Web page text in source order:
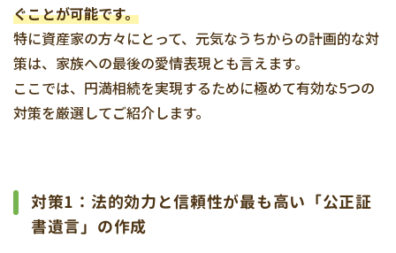
ぐことが可能です。
特に資産家の方々にとって、元気なうちからの計画的な対
策は、家族への最後の愛情表現とも言えます。
ここでは、円満相続を実現するために極めて有効な5つの
対策を厳選してご紹介します。
対策1：法的効力と信頼性が最も高い「公正証
書遺言」の作成